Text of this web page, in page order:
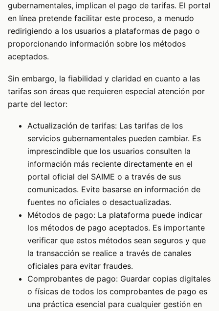
gubernamentales, implican el pago de tarifas. El portal
en línea pretende facilitar este proceso, a menudo
redirigiendo a los usuarios a plataformas de pago o
proporcionando información sobre los métodos
aceptados.
Sin embargo, la fiabilidad y claridad en cuanto a las
tarifas son áreas que requieren especial atención por
parte del lector:
Actualización de tarifas: Las tarifas de los
servicios gubernamentales pueden cambiar. Es
imprescindible que los usuarios consulten la
información más reciente directamente en el
portal oficial del SAIME o a través de sus
comunicados. Evite basarse en información de
fuentes no oficiales o desactualizadas.
Métodos de pago: La plataforma puede indicar
los métodos de pago aceptados. Es importante
verificar que estos métodos sean seguros y que
la transacción se realice a través de canales
oficiales para evitar fraudes.
Comprobantes de pago: Guardar copias digitales
o físicas de todos los comprobantes de pago es
una práctica esencial para cualquier gestión en